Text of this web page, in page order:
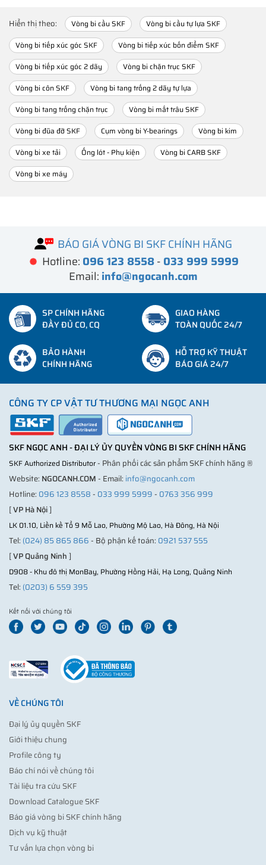
Hiển thị theo: Vòng bi cầu SKF
Vòng bi cầu tự lựa SKF
Vòng bi tiếp xúc góc SKF
Vòng bi tiếp xúc bốn điểm SKF
Vòng bi tiếp xúc góc 2 dãy
Vòng bi chặn trục SKF
Vòng bi côn SKF
Vòng bi tang trống 2 dãy tự lựa
Vòng bi tang trống chặn trục
Vòng bi mắt trâu SKF
Vòng bi đũa đỡ SKF
Cụm vòng bi Y-bearings
Vòng bi kim
Vòng bi xe tải
Ống lót - Phụ kiện
Vòng bi CARB SKF
Vòng bi xe máy
BÁO GIÁ VÒNG BI SKF CHÍNH HÃNG
Hotline: 096 123 8558- 033 999 5999
Email: info@ngocanh.com
SP CHÍNH HÃNG
ĐẦY ĐỦ CO, CQ
GIAO HÀNG
TOÀN QUỐC 24/7
BẢO HÀNH
CHÍNH HÃNG
HỖ TRỢ KỸ THUẬT
BÁO GIÁ 24/7
CÔNG TY CP VẬT TƯ THƯƠNG MẠI NGỌC ANH
SKF NGỌC ANH - ĐẠI LÝ ỦY QUYỀN VÒNG BI SKF CHÍNH HÃNG
SKF Authorized Distributor- Phân phối các sản phẩm SKF chính hãng ®
Website: NGOCANH.COM- Email: info@ngocanh.com
Hotline: 096 123 8558- 033 999 5999- 0763 356 999
[VP Hà Nội]
LK 01.10, Liền kề Tổ 9 Mỗ Lao, Phường Mộ Lao, Hà Đông, Hà Nội
Tel: (024) 85 865 866- Bộ phận kế toán: 0921 537 555
[VP Quảng Ninh]
D908 - Khu đô thị MonBay, Phường Hồng Hải, Hạ Long, Quảng Ninh
Tel: (0203) 6 559 395
Kết nối với chúng tôi
VỀ CHÚNG TÔI
Đại lý ủy quyền SKF
Giới thiệu chung
Profile công ty
Báo chí nói về chúng tôi
Tài liệu tra cứu SKF
Download Catalogue SKF
Báo giá vòng bi SKF chính hãng
Dịch vụ kỹ thuật
Tư vấn lựa chọn vòng bi